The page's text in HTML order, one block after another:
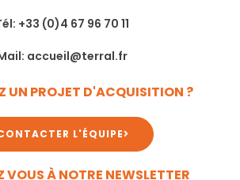
+33 (0)4 67 96 70 11
accueil@terral.fr
UN PROJET D'ACQUISITION ?
L'ÉQUIPE
VOUS À NOTRE NEWSLETTER